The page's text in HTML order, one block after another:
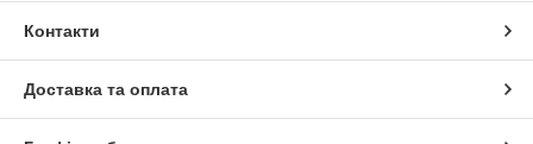
Контакти
Доставка та оплата